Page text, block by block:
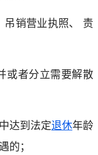
吊销营业执照、 责
或者分立需要解散
达到法定退休年龄
的；